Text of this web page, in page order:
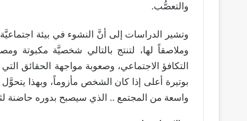
والتعصُّب.
وتشير الدراسات إلى أنَّ النشوء في بيئة
وملاصقاً لها، لتنتج بالتالي شخصيَّة مكبوتة
التكافؤ الاجتماعي، وصعوبة مواجهة الحقائق
بوتيرة أعلى إذا كان الشخص مأزوماً، وبهذا
واسعة من المجتمع .. الذي سيصبح بدوره حاضنة